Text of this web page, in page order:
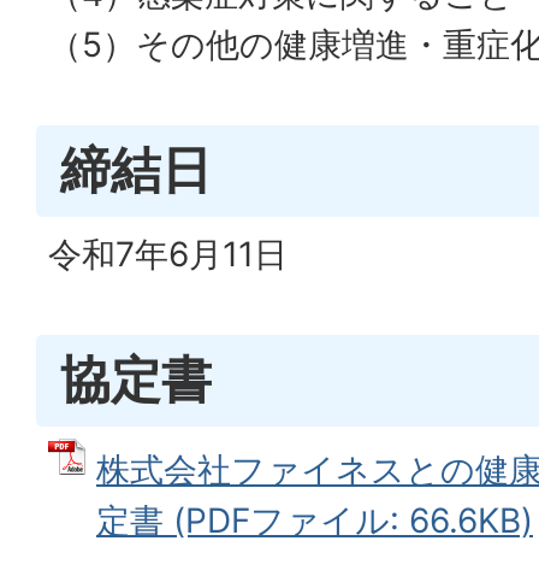
（5）その他の健康増進・重症
締結日
令和7年6月11日
協定書
株式会社ファイネスとの健
定書 (PDFファイル: 66.6KB)